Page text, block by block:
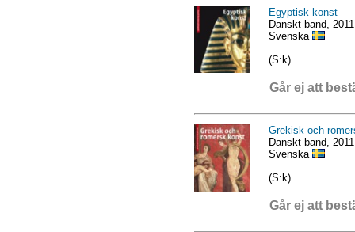
Egyptisk konst
Danskt band, 2011
Svenska
(S:k)
Går ej att
Grekisk och
Danskt band, 2011
Svenska
(S:k)
Går ej att